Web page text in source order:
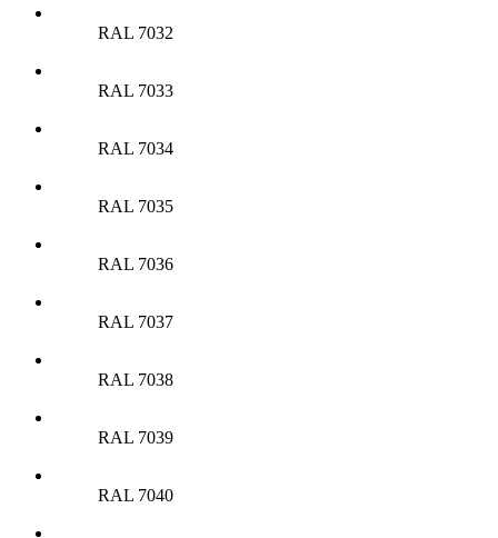
RAL 7032
RAL 7033
RAL 7034
RAL 7035
RAL 7036
RAL 7037
RAL 7038
RAL 7039
RAL 7040